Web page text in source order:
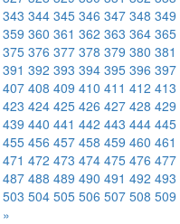
343 344 345 346 347 348 349
359 360 361 362 363 364 365
375 376 377 378 379 380 381
391 392 393 394 395 396 397
407 408 409 410 411 412 413
423 424 425 426 427 428 429
439 440 441 442 443 444 445
455 456 457 458 459 460 461
471 472 473 474 475 476 477
487 488 489 490 491 492 493
503 504 505 506 507 508 509
»